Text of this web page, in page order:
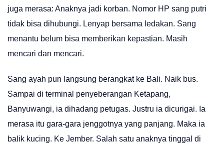
juga merasa: Anaknya jadi korban. Nomor HP sang putri
tidak bisa dihubungi. Lenyap bersama ledakan. Sang
menantu belum bisa memberikan kepastian. Masih
mencari dan mencari.
Sang ayah pun langsung berangkat ke Bali. Naik bus.
Sampai di terminal penyeberangan Ketapang,
Banyuwangi, ia dihadang petugas. Justru ia dicurigai. Ia
merasa itu gara-gara jenggotnya yang panjang. Maka ia
balik kucing. Ke Jember. Salah satu anaknya tinggal di